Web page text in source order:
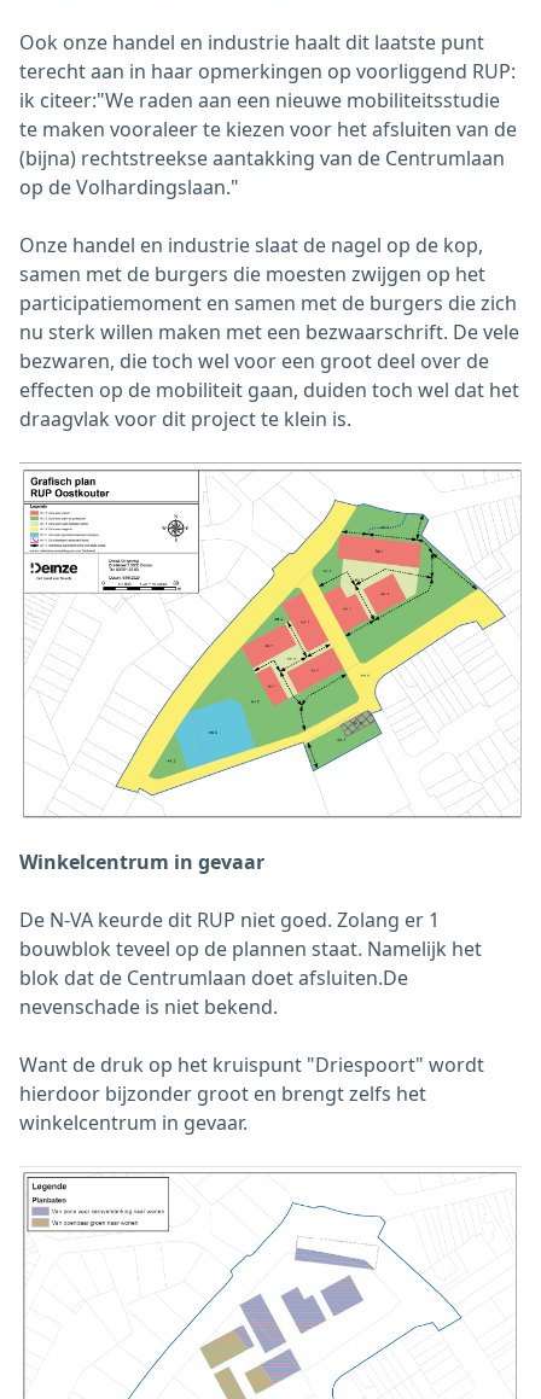
Ook onze handel en industrie haalt dit laatste punt
terecht aan in haar opmerkingen op voorliggend RUP:
ik citeer:"We raden aan een nieuwe mobiliteitsstudie
te maken vooraleer te kiezen voor het afsluiten van de
(bijna) rechtstreekse aantakking van de Centrumlaan
op de Volhardingslaan."
Onze handel en industrie slaat de nagel op de kop,
samen met de burgers die moesten zwijgen op het
participatiemoment en samen met de burgers die zich
nu sterk willen maken met een bezwaarschrift. De vele
bezwaren, die toch wel voor een groot deel over de
effecten op de mobiliteit gaan, duiden toch wel dat het
draagvlak voor dit project te klein is.
Winkelcentrum in gevaar
De N-VA keurde dit RUP niet goed. Zolang er 1
bouwblok teveel op de plannen staat. Namelijk het
blok dat de Centrumlaan doet afsluiten.De
nevenschade is niet bekend.
Want de druk op het kruispunt "Driespoort" wordt
hierdoor bijzonder groot en brengt zelfs het
winkelcentrum in gevaar.